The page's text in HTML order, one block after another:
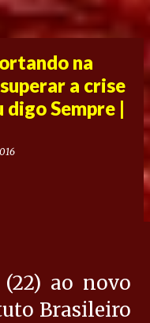
na
a crise
digo Sempre |
ao novo
Brasileiro